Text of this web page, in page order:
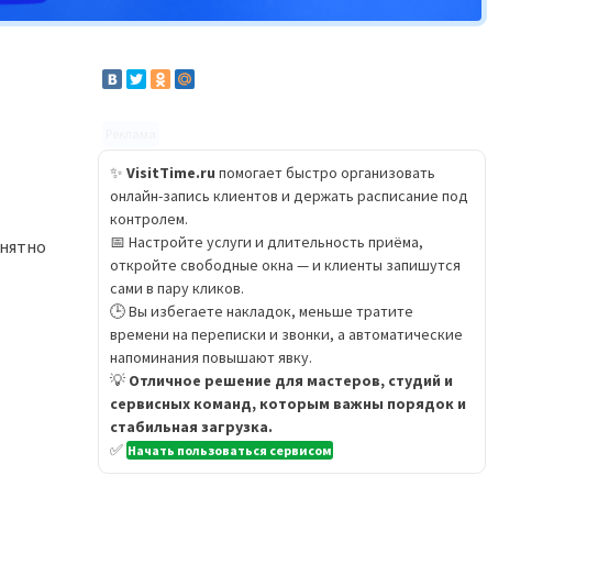
✨ VisitTime.ru помогает быстро организовать
онлайн-запись клиентов и держать расписание под
контролем.
📅 Настройте услуги и длительность приёма,
откройте свободные окна — и клиенты запишутся
сами в пару кликов.
🕒 Вы избегаете накладок, меньше тратите
времени на переписки и звонки, а автоматические
напоминания повышают явку.
💡 Отличное решение для мастеров, студий и
сервисных команд, которым важны порядок и
стабильная загрузка.
✅ Начать пользоваться сервисом